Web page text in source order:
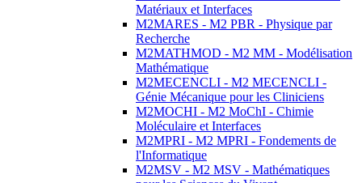
Matériaux et Interfaces
M2MARES - M2 PBR - Physique par
Recherche
M2MATHMOD - M2 MM - Modélisation
Mathématique
M2MECENCLI - M2 MECENCLI -
Génie Mécanique pour les Cliniciens
M2MOCHI - M2 MoChI - Chimie
Moléculaire et Interfaces
M2MPRI - M2 MPRI - Fondements de
l'Informatique
M2MSV - M2 MSV - Mathématiques